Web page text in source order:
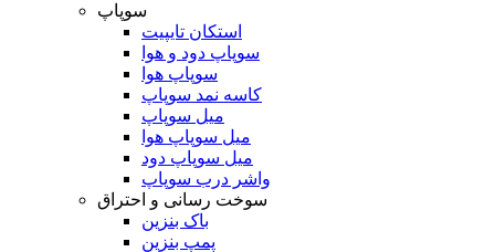
سوپاپ
استکان تایپیت
سوپاپ دود و هوا
سوپاپ هوا
کاسه نمد سوپاپ
میل سوپاپ
میل سوپاپ هوا
میل سوپاپ دود
واشر درب سوپاپ
سوخت رسانی و احتراق
باک بنزین
پمپ بنزین